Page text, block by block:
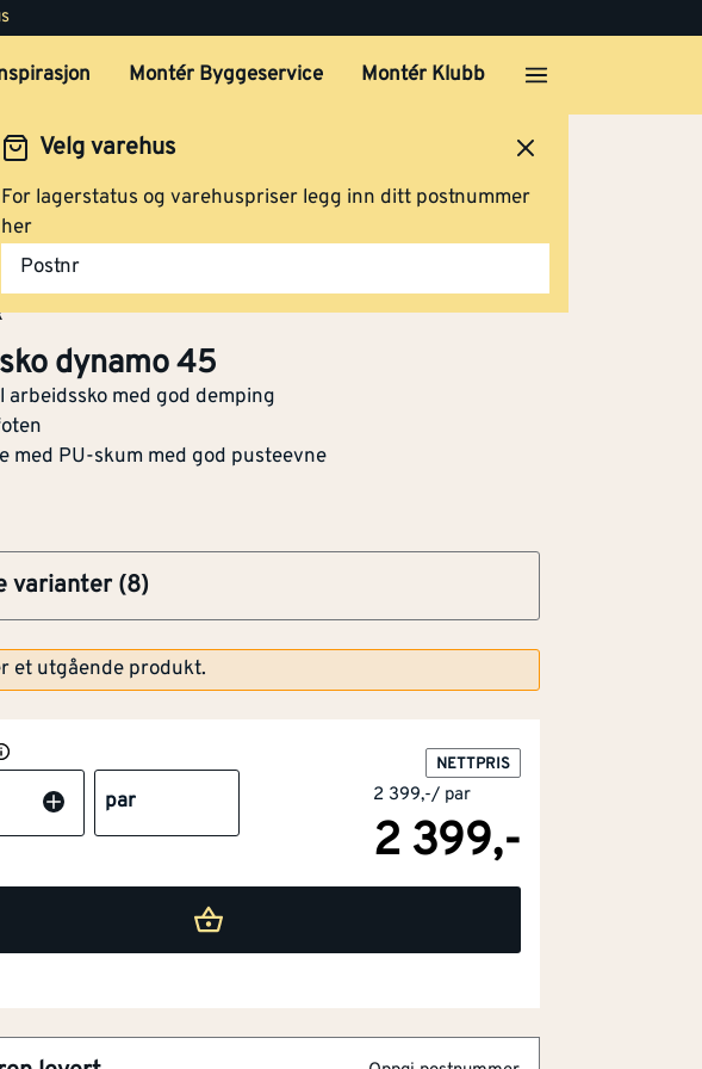
Montér Byggeservice Montér Klubb
Velg varehus
For lagerstatus og varehuspriser legg inn ditt postnummer
her
Postnr
dynamo 45
arbeidssko med god demping
med PU-skum med god pusteevne
varianter (8)
dynamo 45
dynamo 46
et utgående produkt.
par
NETTPRIS
2 399,-/ par
2 399,-
101286812
arbeidssko med god demping
med PU-skum med god pusteevne
er en unik sko som er designet for både løping og